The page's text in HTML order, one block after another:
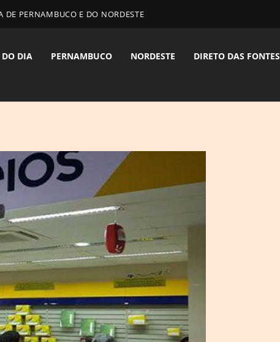
DE PERNAMBUCO E DO NORDESTE
DO DIA PERNAMBUCO NORDESTE DIRETO DAS FONTES